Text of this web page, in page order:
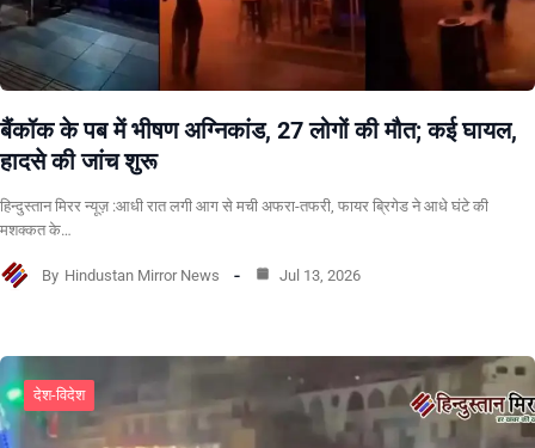
बैंकॉक के पब में भीषण अग्निकांड, 27 लोगों की मौत; कई घायल,
हादसे की जांच शुरू
हिन्दुस्तान मिरर न्यूज़ :आधी रात लगी आग से मची अफरा-तफरी, फायर ब्रिगेड ने आधे घंटे की
मशक्कत के…
By Hindustan Mirror News Jul 13, 2026
देश-विदेश